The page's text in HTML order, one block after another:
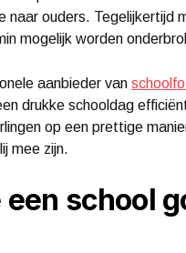
naar ouders. Tegelijkertijd
mogelijk worden
aanbieder van
drukke schooldag
op een prettige
mee zijn.
een school